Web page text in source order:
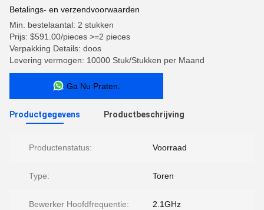
Betalings- en verzendvoorwaarden
Min. bestelaantal: 2 stukken
Prijs: $591.00/pieces >=2 pieces
Verpakking Details: doos
Levering vermogen: 10000 Stuk/Stukken per Maand
Ga Nu Praten.
Productgegevens Productbeschrijving
Productenstatus: Voorraad
Type: Toren
Bewerker Hoofdfrequentie: 2.1GHz